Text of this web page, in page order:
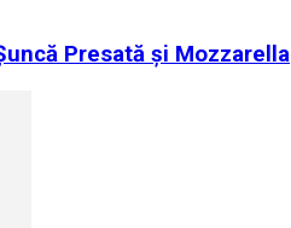
Presată și Mozzarella